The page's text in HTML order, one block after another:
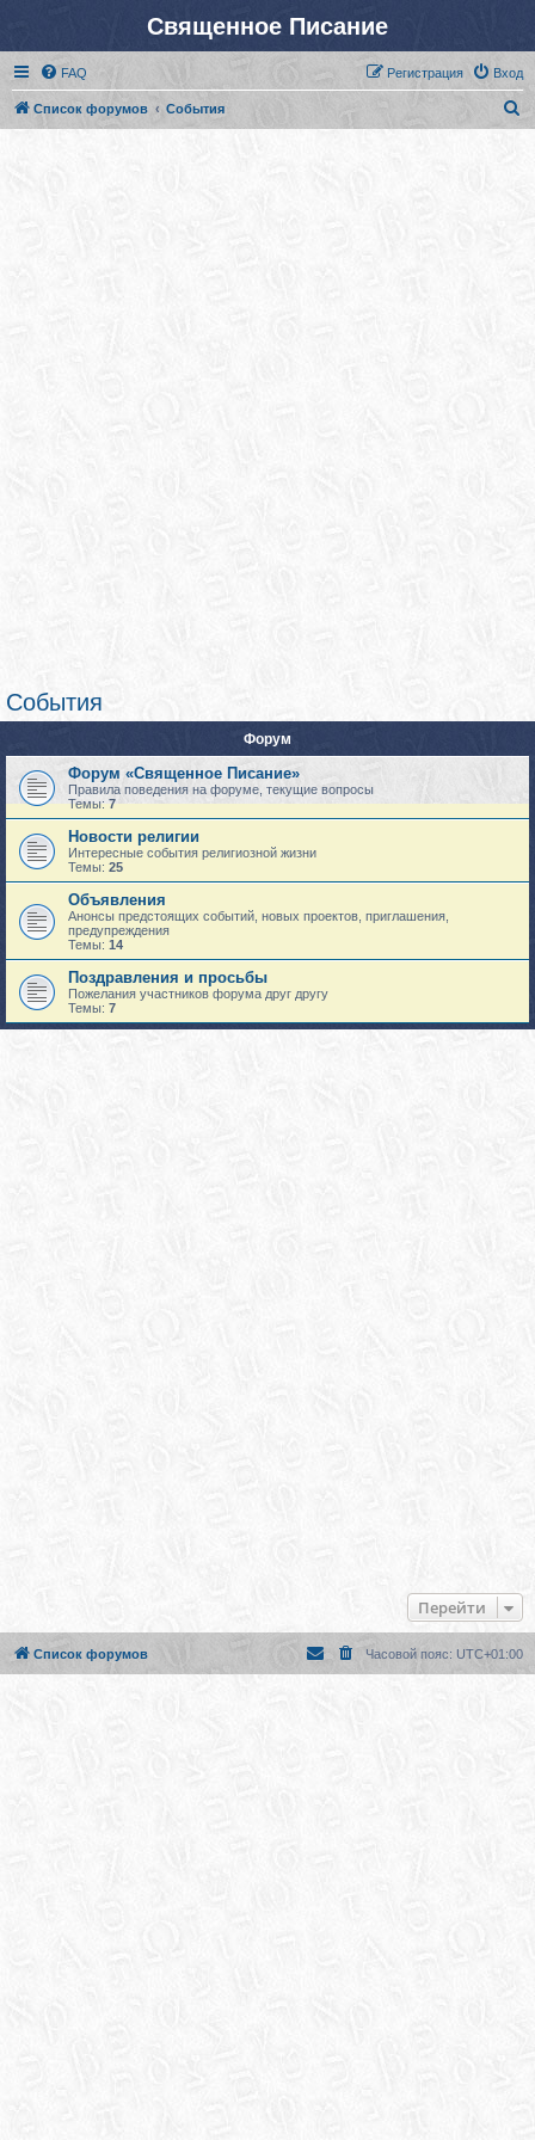
Священное Писание
FAQ Вход
Регистрация
Список форумов События
События
Форум
Форум «Священное Писание»
Правила поведения на форуме, текущие вопросы
Темы:7
Новости религии
Интересные события религиозной жизни
Темы: 25
Объявления
Анонсы предстоящих событий, новых проектов, приглашения,
предупреждения
Темы: 14
Поздравления и просьбы
Пожелания участников форума друг другу
Темы: 7
Перейти
Список форумов Часовой пояс: UTC+01:00